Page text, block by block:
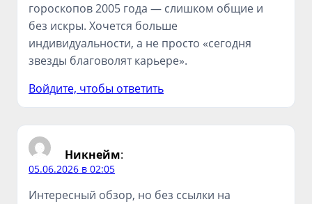
гороскопов 2005 года — слишком общие и
без искры. Хочется больше
индивидуальности, а не просто «сегодня
звезды благоволят карьере».
Войдите, чтобы ответить
Никнейм:
05.06.2026 в 02:05
Интересный обзор, но без ссылки на